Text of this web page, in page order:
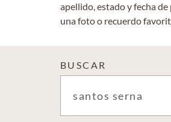
apellido, estado y fecha
una foto o recuerdo
BUSCAR